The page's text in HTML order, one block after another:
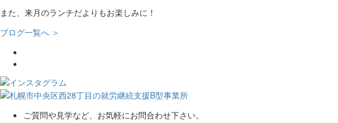
また、来月のランチだよりもお楽しみに！
ブログ一覧へ ＞
ご質問や見学など、お気軽にお問合わせ下さい。